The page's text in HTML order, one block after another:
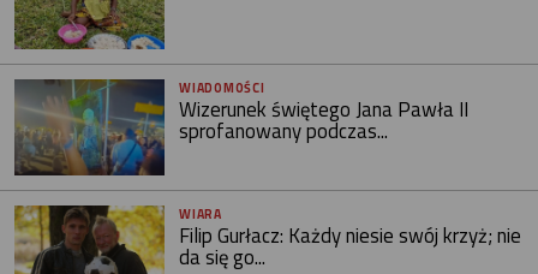
WIADOMOŚCI
Wizerunek świętego Jana Pawła II
sprofanowany podczas...
WIARA
Filip Gurłacz: Każdy niesie swój krzyż; nie
da się go...